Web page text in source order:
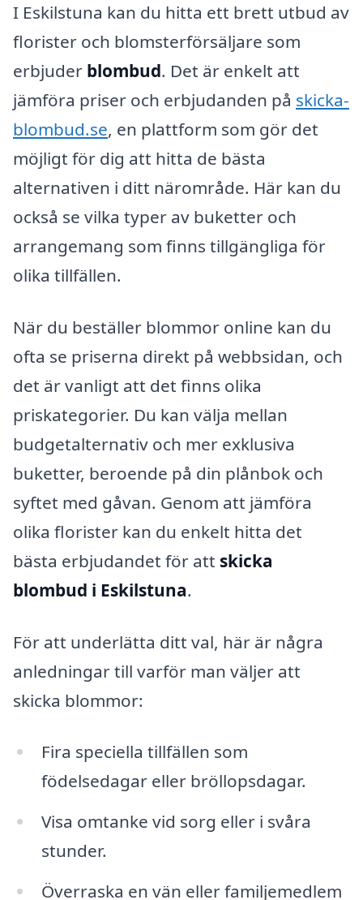
I Eskilstuna kan du hitta ett brett utbud av
florister och blomsterförsäljare som
erbjuder blombud. Det är enkelt att
jämföra priser och erbjudanden på skicka-
blombud.se, en plattform som gör det
möjligt för dig att hitta de bästa
alternativen i ditt närområde. Här kan du
också se vilka typer av buketter och
arrangemang som finns tillgängliga för
olika tillfällen.
När du beställer blommor online kan du
ofta se priserna direkt på webbsidan, och
det är vanligt att det finns olika
priskategorier. Du kan välja mellan
budgetalternativ och mer exklusiva
buketter, beroende på din plånbok och
syftet med gåvan. Genom att jämföra
olika florister kan du enkelt hitta det
bästa erbjudandet för att skicka
blombud i Eskilstuna.
För att underlätta ditt val, här är några
anledningar till varför man väljer att
skicka blommor:
Fira speciella tillfällen som
födelsedagar eller bröllopsdagar.
Visa omtanke vid sorg eller i svåra
stunder.
Överraska en vän eller familjemedlem